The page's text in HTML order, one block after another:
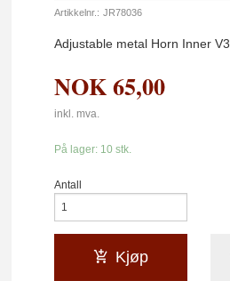
Artikkelnr.: JR78036
Adjustable metal Horn Inner V3
NOK65,00
inkl. mva.
På lager: 10 stk.
Antall
Kjøp